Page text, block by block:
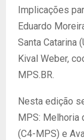
Implicações
Eduardo
Santa Catarina
Kival Weber,
MPS.BR.
Nesta edição
MPS: Melhoria
(C4-MPS) e